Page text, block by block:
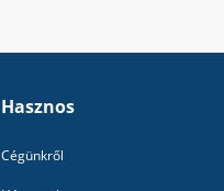
Hasznos
Cégünkről